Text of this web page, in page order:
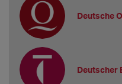
Deutsche
Deutscher